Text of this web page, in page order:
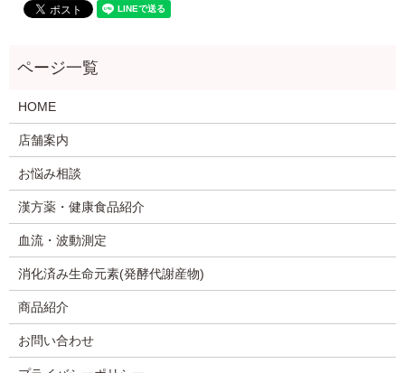
HOME
店舗案内
お悩み相談
漢方薬・健康食品紹介
血流・波動測定
消化済み生命元素(発酵代謝産物)
商品紹介
お問い合わせ